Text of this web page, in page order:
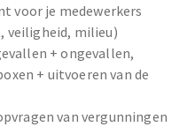
voor je medewerkers
veiligheid, milieu)
+ ongevallen,
+ uitvoeren van de
van vergunningen